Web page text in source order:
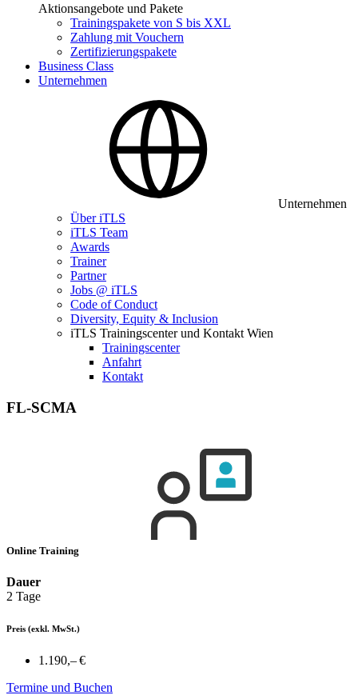
Aktionsangebote und Pakete
Trainingspakete von S bis XXL
Zahlung mit Vouchern
Zertifizierungspakete
Business Class
Unternehmen
Unternehmen
Über iTLS
iTLS Team
Awards
Trainer
Partner
Jobs @ iTLS
Code of Conduct
Diversity, Equity & Inclusion
iTLS Trainingscenter und Kontakt Wien
Trainingscenter
Anfahrt
Kontakt
FL-SCMA
Online Training
Dauer
2 Tage
Preis (exkl. MwSt.)
1.190,– €
Termine und Buchen